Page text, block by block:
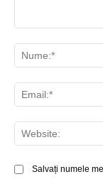
Salvați numele